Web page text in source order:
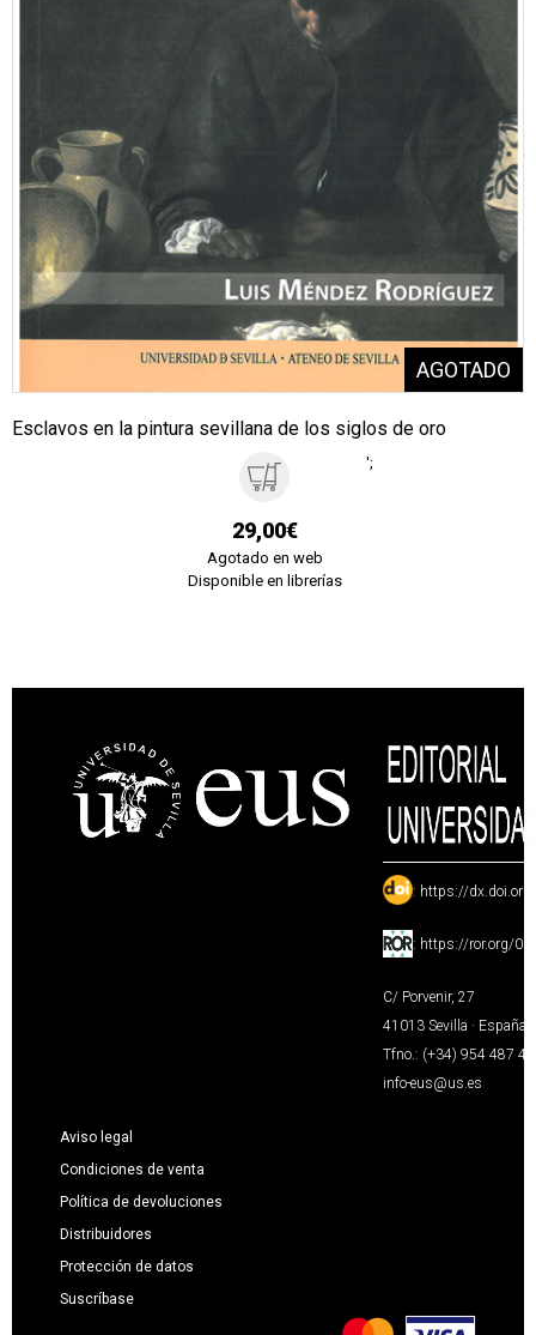
Esclavos en la pintura sevillana de los siglos de oro
29,00€
Agotado en web
Disponible en librerías
';
: https://
: https://ror.org/
C/ Porvenir, 27
41013 Sevilla · España
Tfno.: (+34) 954 487
info-eus@us.es
Aviso legal
Condiciones de venta
Política de devoluciones
Distribuidores
Protección de datos
Suscríbase